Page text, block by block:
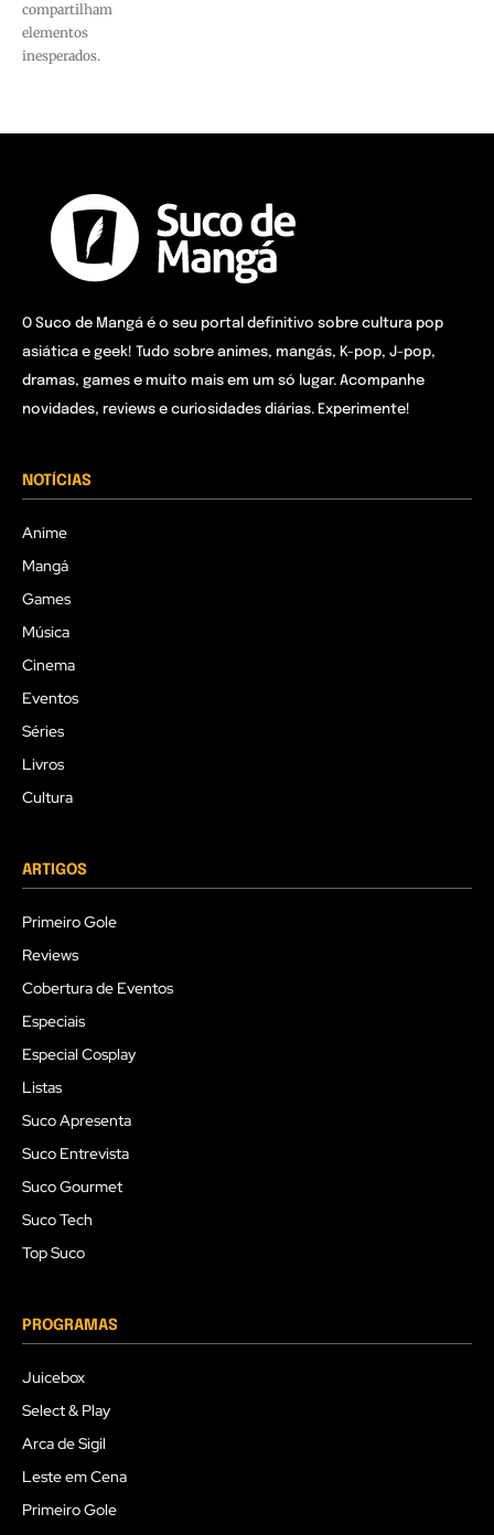
compartilham
elementos
inesperados.
O Suco de Mangá é o seu portal definitivo sobre cultura pop
asiática e geek! Tudo sobre animes, mangás, K-pop, J-pop,
dramas, games e muito mais em um só lugar. Acompanhe
novidades, reviews e curiosidades diárias. Experimente!
NOTÍCIAS
Anime
Mangá
Games
Música
Cinema
Eventos
Séries
Livros
Cultura
ARTIGOS
Primeiro Gole
Reviews
Cobertura de Eventos
Especiais
Especial Cosplay
Listas
Suco Apresenta
Suco Entrevista
Suco Gourmet
Suco Tech
Top Suco
PROGRAMAS
Juicebox
Select & Play
Arca de Sigil
Leste em Cena
Primeiro Gole